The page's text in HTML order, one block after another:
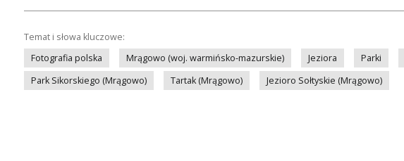
Temat i słowa kluczowe:
Fotografia polska
Mrągowo (woj. warmińsko-mazurskie) Jeziora Parki
Park Sikorskiego (Mrągowo)
Tartak (Mrągowo) Jezioro Sołtyskie (Mrągowo)